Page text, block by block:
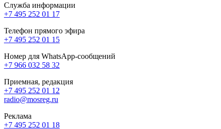
Служба информации
+7 495 252 01 17
Телефон прямого эфира
+7 495 252 01 15
Номер для WhatsApp-сообщений
+7 966 032 58 32
Приемная, редакция
+7 495 252 01 12
radio@mosreg.ru
Реклама
+7 495 252 01 18